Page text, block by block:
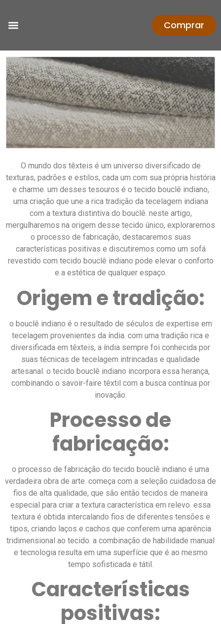
Comprar
O mundo dos têxteis é um universo diversificado de
texturas, padrões e estilos, cada um com sua própria história
e charme. um desses tesouros é o tecido bouclê indiano,
uma criação que une a rica tradição da tecelagem indiana
com a textura distintiva do bouclê. neste artigo,
mergulharemos na origem desse tecido único, exploraremos
o processo de fabricação, destacaremos suas
características positivas e discutiremos como um sofá
revestido com tecido bouclê indiano pode elevar o conforto
e a estética de qualquer espaço.
Origem e tradição:
o bouclê indiano é o resultado de séculos de expertise em
tecelagem provenientes da índia. com uma tradição rica e
diversificada em têxteis, a índia sempre foi conhecida por
suas técnicas de tecelagem intrincadas e qualidade
artesanal. o tecido bouclê indiano incorpora essa herança,
combinando o savoir-faire têxtil com a busca contínua por
inovação.
Processo de
fabricação:
o processo de fabricação do tecido bouclê indiano é uma
verdadeira obra de arte. começa com a seleção cuidadosa de
fios de alta qualidade, que são então tecidos de maneira
especial para criar a textura característica em relevo. essa
textura é obtida intercalando fios de diferentes tensões e
tipos, criando laços e cachos que conferem uma aparência
tridimensional ao tecido. a combinação de habilidade manual
e tecnologia resulta em uma superfície que é ao mesmo
tempo sofisticada e tátil.
Características
positivas: